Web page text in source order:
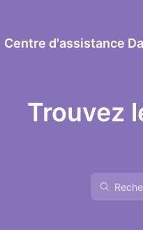
Centre d'assistance
Trouvez